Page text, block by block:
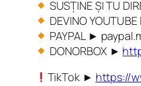
SUSȚINE ȘI TU
DEVINO
PAYPAL ►
DONORBOX ►
TikTok ► https://